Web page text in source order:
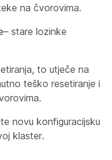
na čvorovima.
– stare lozinke
to utječe na
teško resetiranje i
novu konfiguracijsku
klaster.